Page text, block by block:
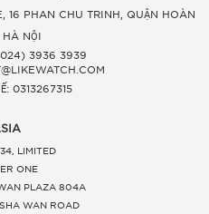
16 PHAN CHU TRINH, QUẬN HOÀN
HÀ NỘI
3936 3939
0313267315
LIMITED
ONE
PLAZA 804A
WAN ROAD